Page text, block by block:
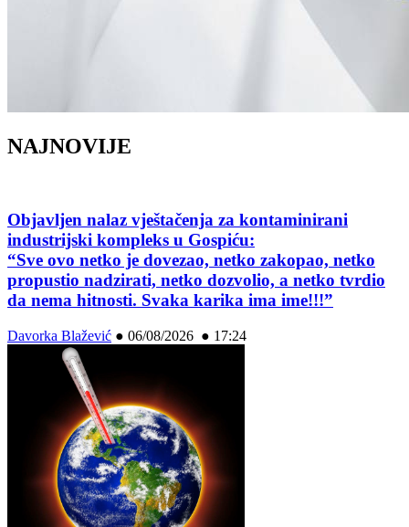
NAJNOVIJE
Objavljen nalaz vještačenja za kontaminirani
industrijski kompleks u Gospiću:
“Sve ovo netko je dovezao, netko zakopao, netko
propustio nadzirati, netko dozvolio, a netko tvrdio
da nema hitnosti. Svaka karika ima ime!!!”
Davorka Blažević ● 06/08/2026 ● 17:24